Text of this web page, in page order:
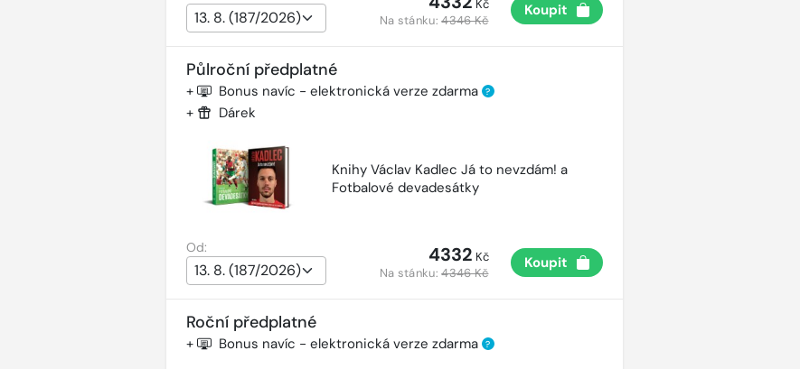
Kč
Na stánku:4346 Kč
Koupit
Půlroční předplatné
+ Bonus navíc - elektronická verze zdarma ?
+ Dárek
Knihy Václav Kadlec Já to nevzdám! a
Fotbalové devadesátky
Od: 4332 Kč
Na stánku:4346 Kč
Koupit
Roční předplatné
+ Bonus navíc - elektronická verze zdarma ?